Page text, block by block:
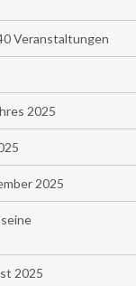
Veranstaltungen
2025
2025
2025